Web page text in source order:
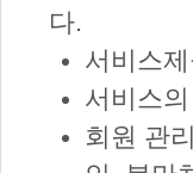
다.
서비스
서비스
회원 관